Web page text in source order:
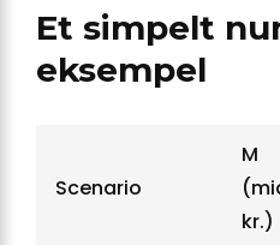
Et simpelt
eksempel
Scenario
M
kr.)